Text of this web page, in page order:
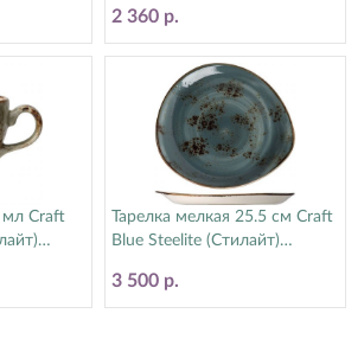
2 360 р.
мл Craft
Тарелка мелкая 25.5 см Craft
Blue Steelite (Стилайт)
3 500 р.